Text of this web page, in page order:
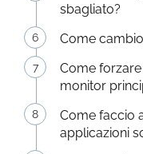
sbagliato?
Come
Come
monitor
Come faccio
applicazioni